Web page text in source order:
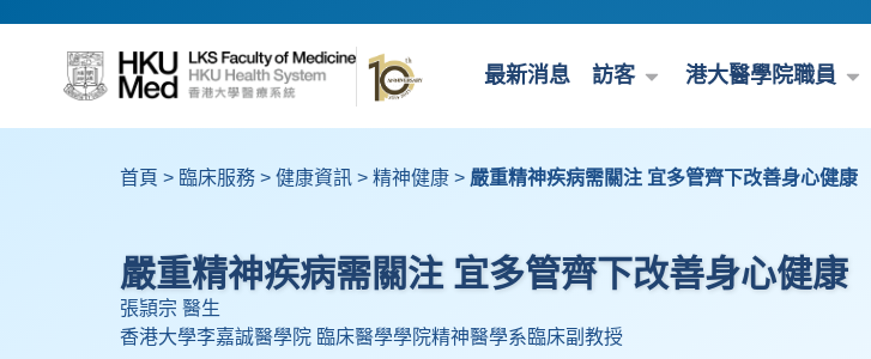
最新消息 訪客 港大醫學院職員
首頁 > 臨床服務 > 健康資訊 > 精神健康 > 嚴重精神疾病需關注 宜多管齊下改善身心健康
嚴重精神疾病需關注 宜多管齊下改善身心健康
張頴宗 醫生
香港大學李嘉誠醫學院 臨床醫學學院精神醫學系臨床副教授